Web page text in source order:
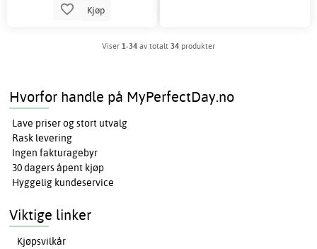
Kjøp
Viser 1-34 av totalt 34 produkter
Hvorfor handle på MyPerfectDay.no
Lave priser og stort utvalg
Rask levering
Ingen fakturagebyr
30 dagers åpent kjøp
Hyggelig kundeservice
Viktige linker
Kjøpsvilkår